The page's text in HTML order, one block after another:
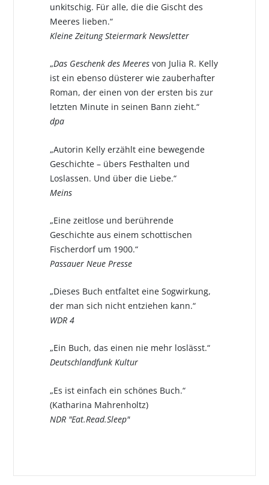
unkitschig. Für alle, die die Gischt des
Meeres lieben.“
Kleine Zeitung Steiermark Newsletter
„Das Geschenk des Meeresvon Julia R. Kelly
ist ein ebenso düsterer wie zauberhafter
Roman, der einen von der ersten bis zur
letzten Minute in seinen Bann zieht.“
dpa
„Autorin Kelly erzählt eine bewegende
Geschichte – übers Festhalten und
Loslassen. Und über die Liebe.“
Meins
„Eine zeitlose und berührende
Geschichte aus einem schottischen
Fischerdorf um 1900.“
Passauer Neue Presse
„Dieses Buch entfaltet eine Sogwirkung,
der man sich nicht entziehen kann.“
WDR 4
„Ein Buch, das einen nie mehr loslässt.“
Deutschlandfunk Kultur
„Es ist einfach ein schönes Buch.“
(Katharina Mahrenholtz)
NDR "Eat.Read.Sleep"